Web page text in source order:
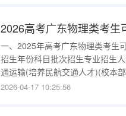
一、2025年高考广东物理类考生
招生年份科目批次招生专业招生
通运输(培养民航交通人才)(校本
器质量与可靠性(校本部)25000/4
2026-04-17 10:25:56